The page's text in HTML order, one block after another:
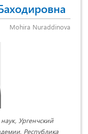
Mohira Nuraddinova
Ургенчский
Республика